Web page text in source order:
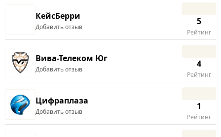
КейсБерри
Добавить отзыв
5
Рейтинг
Вива-Телеком Юг
Добавить отзыв
4
Рейтинг
Цифраплаза
Добавить отзыв
1
Рейтинг